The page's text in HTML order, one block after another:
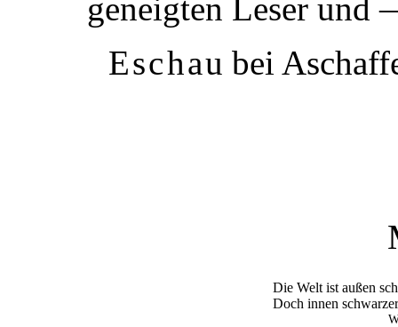
geneigten Leser und
Eschau bei
Die Welt ist außen
Doch innen